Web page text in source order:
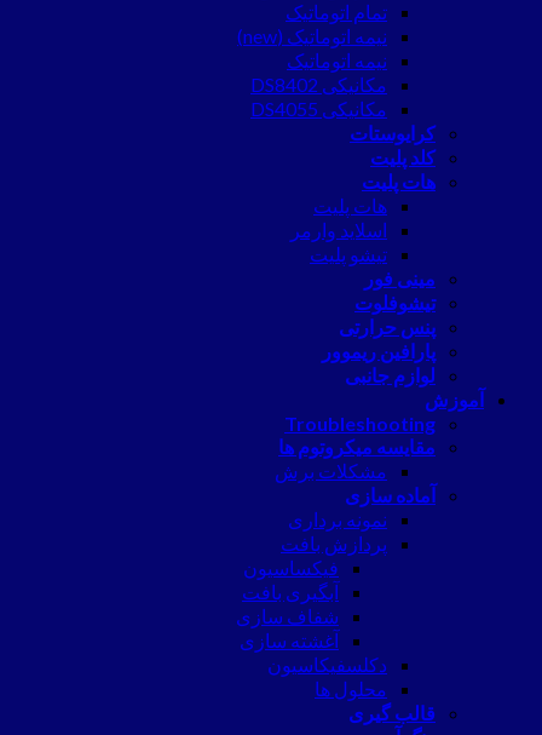
تمام اتوماتیک
نیمه اتوماتیک (new)
نیمه اتوماتیک
مکانیکی DS8402
مکانیکی DS4055
کرایوستات
کلد پلیت
هات پلیت
هات پلیت
اسلاید وارمر
تیشو پلیت
مینی فور
تیشوفلوت
پنس حرارتی
پارافین ریموور
لوازم جانبی
آموزش
Troubleshooting
مقایسه میکروتوم ها
مشکلات برش
آماده سازی
نمونه برداری
پردازش بافت
فیکساسیون
آبگیری بافت
شفاف سازی
آغشته سازی
دکلسفیکاسیون
محلول ها
قالب گیری